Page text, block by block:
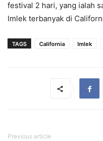
festival 2 hari, yang ialah
Imlek terbanyak di
TAGS California Imlek
Previous article